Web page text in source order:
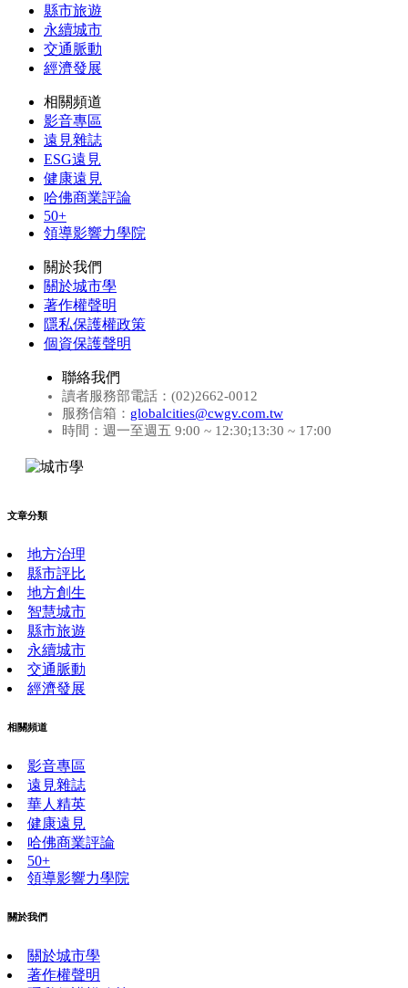
縣市旅遊
永續城市
交通脈動
經濟發展
相關頻道
影音專區
遠見雜誌
ESG遠見
健康遠見
哈佛商業評論
50+
領導影響力學院
關於我們
關於城市學
著作權聲明
隱私保護權政策
個資保護聲明
聯絡我們
讀者服務部電話：(02)2662-0012
服務信箱： globalcities@cwgv.com.tw
時間：週一至週五 9:00 ~ 12:30;13:30 ~ 17:00
文章分類
地方治理
縣市評比
地方創生
智慧城市
縣市旅遊
永續城市
交通脈動
經濟發展
相關頻道
影音專區
遠見雜誌
華人精英
健康遠見
哈佛商業評論
50+
領導影響力學院
關於我們
關於城市學
著作權聲明